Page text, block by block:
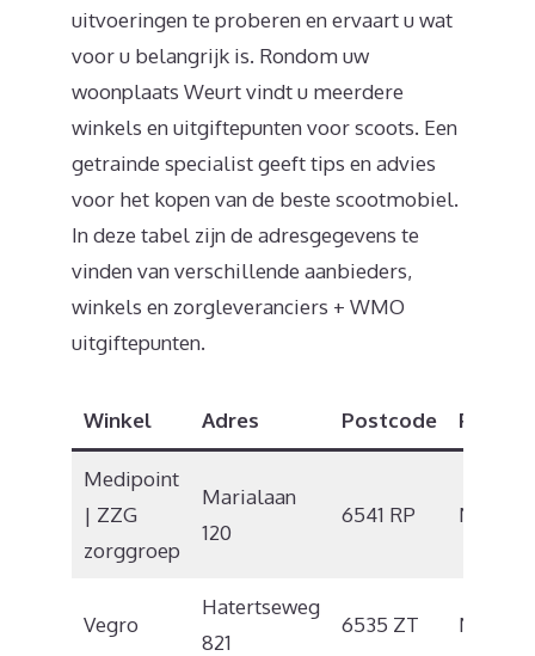
uitvoeringen te proberen en ervaart u wat
voor u belangrijk is. Rondom uw
woonplaats Weurt vindt u meerdere
winkels en uitgiftepunten voor scoots. Een
getrainde specialist geeft tips en advies
voor het kopen van de beste scootmobiel.
In deze tabel zijn de adresgegevens te
vinden van verschillende aanbieders,
winkels en zorgleveranciers + WMO
uitgiftepunten.
Winkel Adres Postcode Plaats
Medipoint
| ZZG
zorggroep
Marialaan
120
6541 RP
Vegro
Hatertseweg
821
6535 ZT